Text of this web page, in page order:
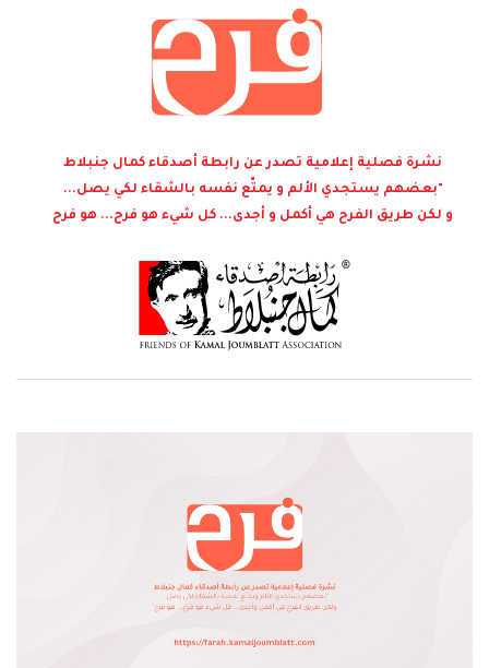
نشرة فصلية إعلامية تصدر عن رابطة أصدقاء كمال جنبلاط
"بعضهم يستجدي الألم و يمتّع نفسه بالشقاء لكي يصل...
و لكن طريق الفرح هي أكمل و أجدى... كل شيء هو فرح... هو فرح